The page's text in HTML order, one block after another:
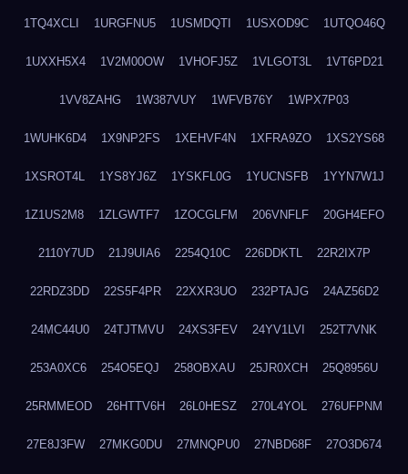
1TQ4XCLI 1URGFNU5 1USMDQTI 1USXOD9C 1UTQO46Q
1UXXH5X4 1V2M00OW 1VHOFJ5Z 1VLGOT3L 1VT6PD21
1VV8ZAHG 1W387VUY 1WFVB76Y 1WPX7P03
1WUHK6D4 1X9NP2FS 1XEHVF4N 1XFRA9ZO 1XS2YS68
1XSROT4L 1YS8YJ6Z 1YSKFL0G 1YUCNSFB 1YYN7W1J
1Z1US2M8 1ZLGWTF7 1ZOCGLFM 206VNFLF 20GH4EFO
2110Y7UD 21J9UIA6 2254Q10C 226DDKTL 22R2IX7P
22RDZ3DD 22S5F4PR 22XXR3UO 232PTAJG 24AZ56D2
24MC44U0 24TJTMVU 24XS3FEV 24YV1LVI 252T7VNK
253A0XC6 254O5EQJ 258OBXAU 25JR0XCH 25Q8956U
25RMMEOD 26HTTV6H 26L0HESZ 270L4YOL 276UFPNM
27E8J3FW 27MKG0DU 27MNQPU0 27NBD68F 27O3D674